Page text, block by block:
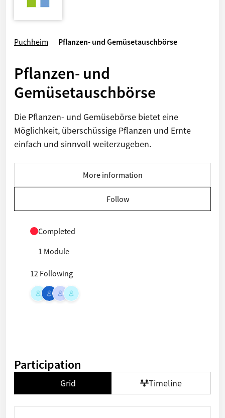
Puchheim Pflanzen- und Gemüsetauschbörse
Pflanzen- und
Gemüsetauschbörse
Die Pflanzen- und Gemüsebörse bietet eine
Möglichkeit, überschüssige Pflanzen und Ernte
einfach und sinnvoll weiterzugeben.
More information
Follow
Completed
1 Module
12 Following
Participation
Grid Timeline